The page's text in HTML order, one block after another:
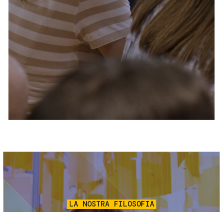
Servizi e accessibilità
Contatti
FAQ
Biglietti
Immagine
LA NOSTRA FILOSOFIA